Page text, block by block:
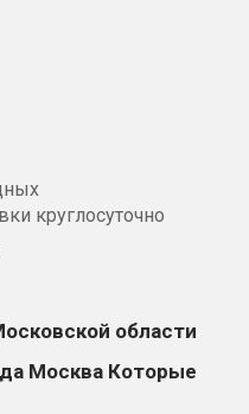
круглосуточно
области
Москва Которые